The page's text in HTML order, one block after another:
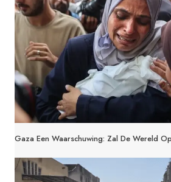
Gaza Een Waarschuwing: Zal De Wereld